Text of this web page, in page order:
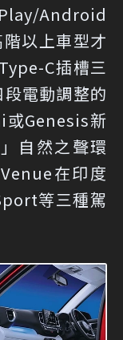
Android
以上車型才
C插槽三
電動調整的
Genesis新
自然之聲環
在印度
等三種駕